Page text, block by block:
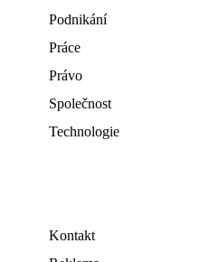
Podnikání
Práce
Právo
Společnost
Technologie
Kontakt